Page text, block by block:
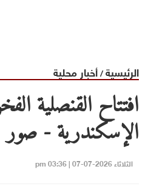
الرئيسية/أخبار محلية
افتتاح القنصلية
الإسكندرية - صور
الثلاثاء 2026-07-07 | 03:36 pm